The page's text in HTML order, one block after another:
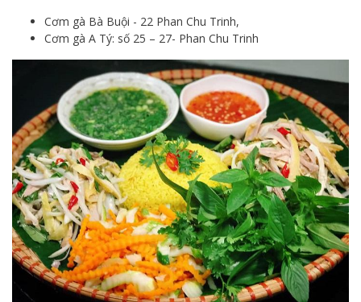
Cơm gà Bà Buội - 22 Phan Chu Trinh,
Cơm gà A Tý: số 25 – 27- Phan Chu Trinh